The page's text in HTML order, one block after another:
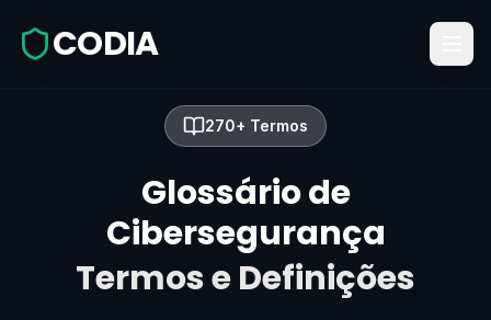
CODIA
270+ Termos
Glossário de
Cibersegurança
Termos e Definições